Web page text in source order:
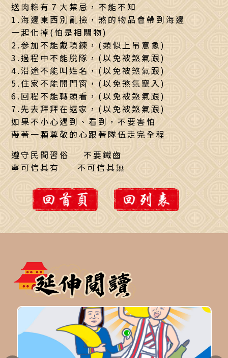
送肉粽有７大禁忌，不能不知
1.海邊東西別亂撿，煞的物品會帶到海邊
一起化掉(怕是相關物)
2.参加不能戴項鍊，(類似上吊意象)
3.過程中不能脫隊，(以免被煞氣跟)
4.沿途不能叫姓名，(以免被煞氣跟)
5.住家不能開門窗，(以免煞氣竄入)
6.回程不能轉頭看，(以免被煞氣跟)
7.先去拜拜在返家，(以免被煞氣跟)
如果不小心遇到、看到，不要害怕
帶著一顆尊敬的心跟著隊伍走完全程
遵守民間習俗 不要鐵齒
寧可信其有 不可信其無